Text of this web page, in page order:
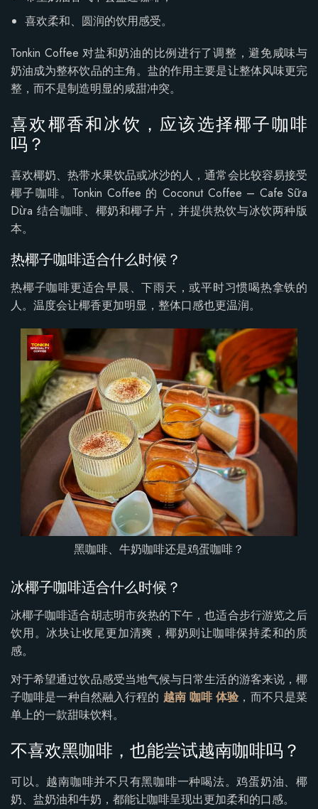
喜欢柔和、圆润的饮用感受。
Tonkin Coffee 对盐和奶油的比例进行了调整，避免咸味与
奶油成为整杯饮品的主角。盐的作用主要是让整体风味更完
整，而不是制造明显的咸甜冲突。
喜欢椰香和冰饮，应该选择椰子咖啡
吗？
喜欢椰奶、热带水果饮品或冰沙的人，通常会比较容易接受
椰子咖啡。Tonkin Coffee 的 Coconut Coffee – Cafe Sữa
Dừa 结合咖啡、椰奶和椰子片，并提供热饮与冰饮两种版
本。
热椰子咖啡适合什么时候？
热椰子咖啡更适合早晨、下雨天，或平时习惯喝热拿铁的
人。温度会让椰香更加明显，整体口感也更温润。
黑咖啡、牛奶咖啡还是鸡蛋咖啡？
冰椰子咖啡适合什么时候？
冰椰子咖啡适合胡志明市炎热的下午，也适合步行游览之后
饮用。冰块让收尾更加清爽，椰奶则让咖啡保持柔和的质
感。
对于希望通过饮品感受当地气候与日常生活的游客来说，椰
子咖啡是一种自然融入行程的 越南 咖啡 体验 ，而不只是菜
单上的一款甜味饮料。
不喜欢黑咖啡，也能尝试越南咖啡吗？
可以。越南咖啡并不只有黑咖啡一种喝法。鸡蛋奶油、椰
奶、盐奶油和牛奶，都能让咖啡呈现出更加柔和的口感。